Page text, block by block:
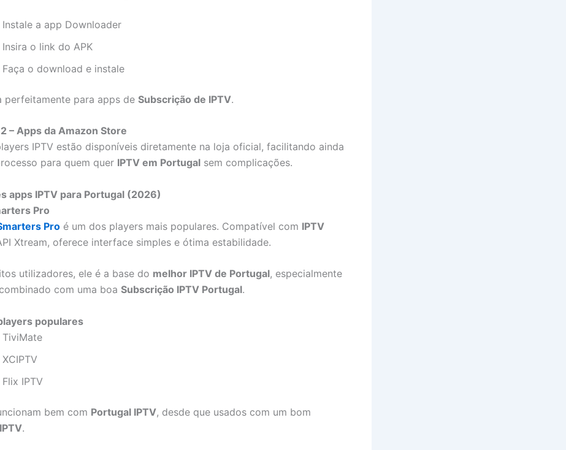
Instale a app Downloader
Insira o link do APK
Faça o download e instale
perfeitamente para apps de Subscrição de IPTV.
– Apps da Amazon Store
IPTV estão disponíveis diretamente na loja oficial, facilitando ainda
para quem quer IPTV em Portugal sem complicações.
apps IPTV para Portugal (2026)
Pro
Pro é um dos players mais populares. Compatível com IPTV
Xtream, oferece interface simples e ótima estabilidade.
utilizadores, ele é a base do melhor IPTV de Portugal, especialmente
com uma boa Subscrição IPTV Portugal.
populares
TiviMate
XCIPTV
Flix IPTV
bem com Portugal IPTV, desde que usados com um bom
.